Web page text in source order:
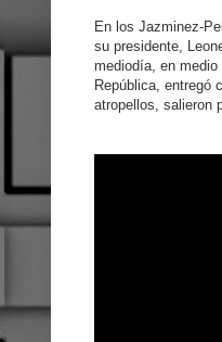
En los Jazminez-
su presidente,
mediodía, en
República, entregó
atropellos, salieron